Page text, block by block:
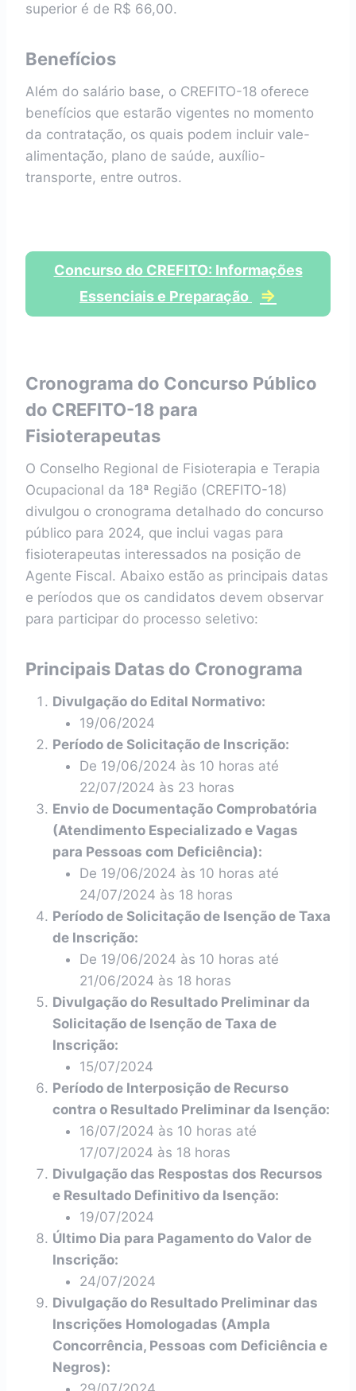
superior é de R$ 66,00.
Benefícios
Além do salário base, o CREFITO-18 oferece
benefícios que estarão vigentes no momento
da contratação, os quais podem incluir vale-
alimentação, plano de saúde, auxílio-
transporte, entre outros.
Concurso do CREFITO: Informações
Essenciais e Preparação
⇒
Cronograma do Concurso Público
do CREFITO-18 para
Fisioterapeutas
O Conselho Regional de Fisioterapia e Terapia
Ocupacional da 18ª Região (CREFITO-18)
divulgou o cronograma detalhado do concurso
público para 2024, que inclui vagas para
fisioterapeutas interessados na posição de
Agente Fiscal. Abaixo estão as principais datas
e períodos que os candidatos devem observar
para participar do processo seletivo:
Principais Datas do Cronograma
Divulgação do Edital Normativo:
19/06/2024
Período de Solicitação de Inscrição:
De 19/06/2024 às 10 horas até
22/07/2024 às 23 horas
Envio de Documentação Comprobatória
(Atendimento Especializado e Vagas
para Pessoas com Deficiência):
De 19/06/2024 às 10 horas até
24/07/2024 às 18 horas
Período de Solicitação de Isenção de Taxa
de Inscrição:
De 19/06/2024 às 10 horas até
21/06/2024 às 18 horas
Divulgação do Resultado Preliminar da
Solicitação de Isenção de Taxa de
Inscrição:
15/07/2024
Período de Interposição de Recurso
contra o Resultado Preliminar da Isenção:
16/07/2024 às 10 horas até
17/07/2024 às 18 horas
Divulgação das Respostas dos Recursos
e Resultado Definitivo da Isenção:
19/07/2024
Último Dia para Pagamento do Valor de
Inscrição:
24/07/2024
Divulgação do Resultado Preliminar das
Inscrições Homologadas (Ampla
Concorrência, Pessoas com Deficiência e
Negros):